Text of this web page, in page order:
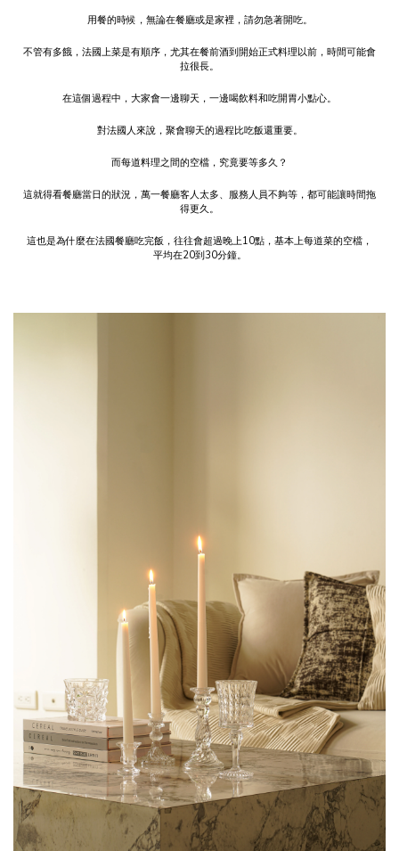
用餐的時候，無論在餐廳或是家裡，請勿急著開吃。
不管有多餓，法國上菜是有順序，尤其在餐前酒到開始正式料理以前，時間可能會
拉很長。
在這個過程中，大家會一邊聊天，一邊喝飲料和吃開胃小點心。
對法國人來說，聚會聊天的過程比吃飯還重要。
而每道料理之間的空檔，究竟要等多久？
這就得看餐廳當日的狀況，萬一餐廳客人太多、服務人員不夠等，都可能讓時間拖
得更久。
這也是為什麼在法國餐廳吃完飯，往往會超過晚上10點，基本上每道菜的空檔，
平均在20到30分鐘。